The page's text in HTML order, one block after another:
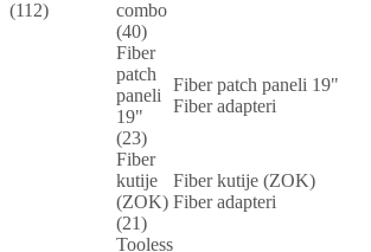
(112)
combo
(40)
Fiber
patch
paneli
19"
(23)
Fiber patch paneli 19"
Fiber adapteri
Fiber
kutije
(ZOK)
(21)
Fiber kutije (ZOK)
Fiber adapteri
Tooless